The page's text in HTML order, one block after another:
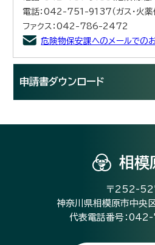
電話：042-751-9137（ガス・火薬
ファクス：042-786-2472
危険物保安課へのメールでの
申請書ダウンロード
相模
〒252-
神奈川県相模原市中
代表電話番号：